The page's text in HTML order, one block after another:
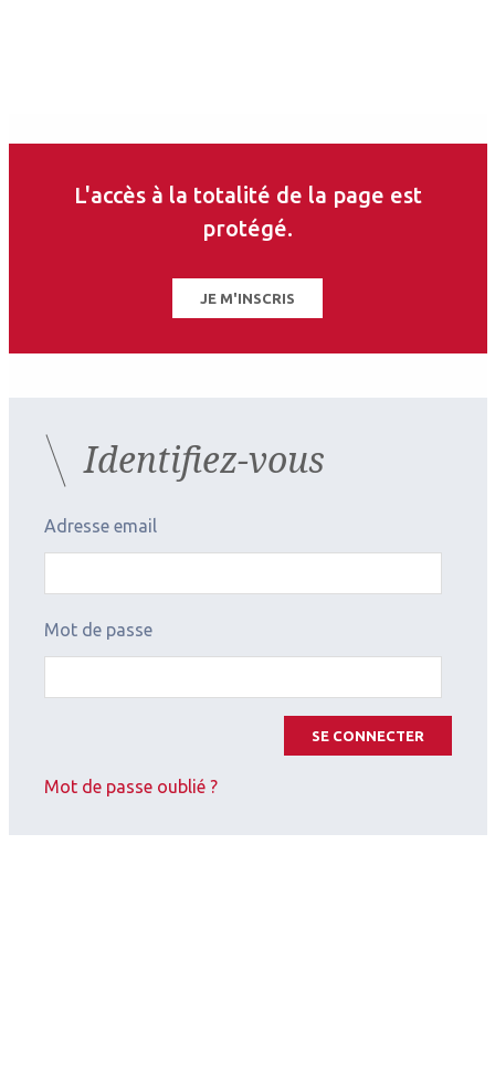
Ophtalmologie pédiatrique
SOPREF
L'accès à la totalité de la page est
protégé.
JE M'INSCRIS
Identifiez-vous
Adresse email
Mot de passe
SE CONNECTER
Mot de passe oublié ?